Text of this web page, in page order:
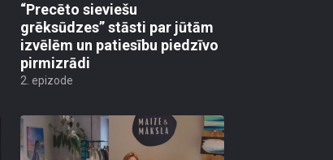
“Precēto sieviešu
grēksūdzes” stāsti par jūtām
izvēlēm un patiesību piedzīvo
pirmizrādi
2. epizode